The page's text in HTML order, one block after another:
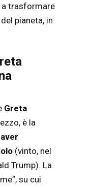
a trasformare
pianeta, in
Greta
è la
(vinto, nel
Trump). La
su cui